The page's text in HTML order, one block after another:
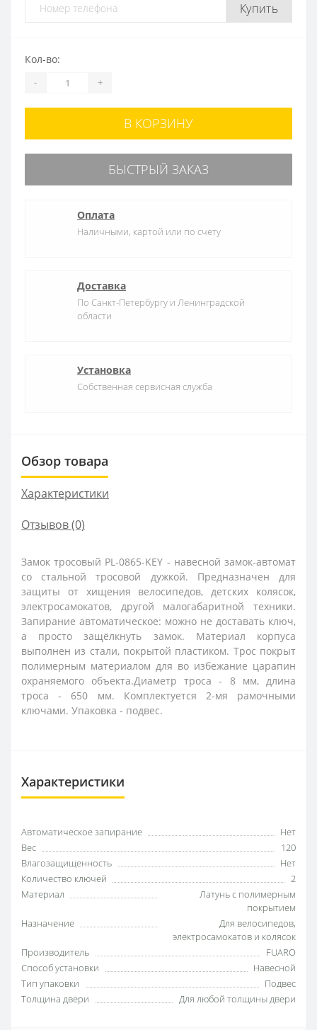
Купить
Кол-во:
- +
В КОРЗИНУ
БЫСТРЫЙ ЗАКАЗ
Оплата
Наличными, картой или по счету
Доставка
По Санкт-Петербургу и Ленинградской
области
Установка
Собственная сервисная служба
Обзор товара
Характеристики
Отзывов (0)
Замок тросовый PL-0865-KEY - навесной замок-автомат
со стальной тросовой дужкой. Предназначен для
защиты от хищения велосипедов, детских колясок,
электросамокатов, другой малогабаритной техники.
Запирание автоматическое: можно не доставать ключ,
а просто защёлкнуть замок. Материал корпуса
выполнен из стали, покрытой пластиком. Трос покрыт
полимерным материалом для во избежание царапин
охраняемого объекта.Диаметр троса - 8 мм, длина
троса - 650 мм. Комплектуется 2-мя рамочными
ключами. Упаковка - подвес.
Характеристики
Автоматическое запирание
Нет
Вес
120
Влагозащищенность
Нет
Количество ключей
2
Материал
Латунь с полимерным
покрытием
Назначение
Для велосипедов,
электросамокатов и колясок
Производитель
FUARO
Способ установки
Навесной
Тип упаковки
Подвес
Толщина двери
Для любой толщины двери